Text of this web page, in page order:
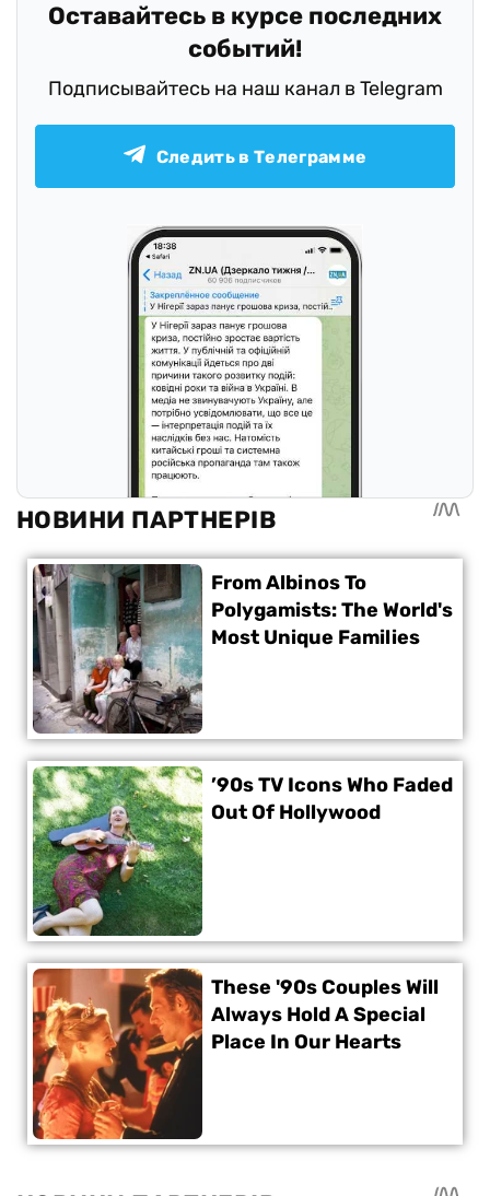
Оставайтесь в курсе последних
событий!
Подписывайтесь на наш канал в Telegram
Следить в Телеграмме